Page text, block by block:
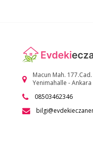
Macun Mah.
Yenimahalle - Ankara
08503462346